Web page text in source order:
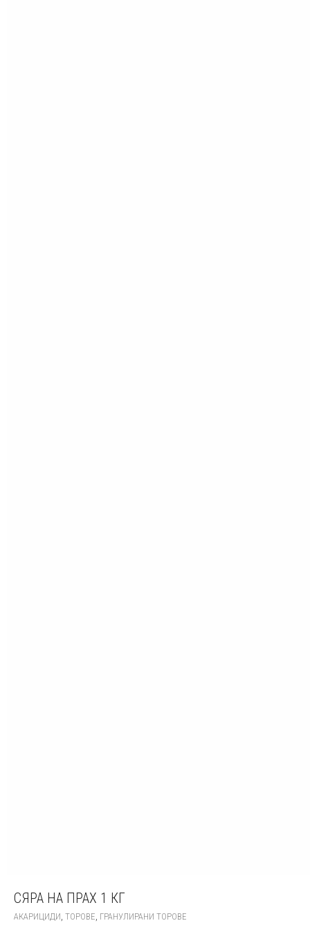
СЯРА НА ПРАХ 1 КГ
АКАРИЦИДИ ТОРОВЕ ГРАНУЛИРАНИ ТОРОВЕ